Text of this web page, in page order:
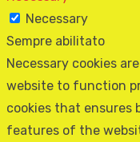
Necessary
Sempre abilitato
Necessary cookies
website to function
cookies that
features of the